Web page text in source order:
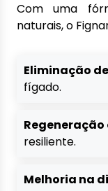
Com uma
naturais, o
Eliminação
fígado.
resiliente.
Melhoria na